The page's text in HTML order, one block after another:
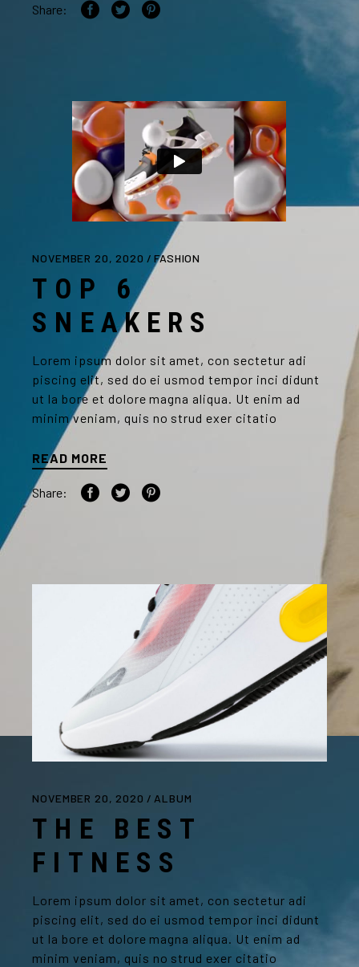
Share:
NOVEMBER 20, 2020 FASHION
TOP 6
SNEAKERS
Lorem ipsum dolor sit amet, con sectetur adi
piscing elit, sed do ei usmod tempor inci didunt
ut la bore et dolore magna aliqua. Ut enim ad
minim veniam, quis no strud exer citatio
READ MORE
Share:
NOVEMBER 20, 2020 ALBUM
THE BEST
FITNESS
Lorem ipsum dolor sit amet, con sectetur adi
piscing elit, sed do ei usmod tempor inci didunt
ut la bore et dolore magna aliqua. Ut enim ad
minim veniam, quis no strud exer citatio